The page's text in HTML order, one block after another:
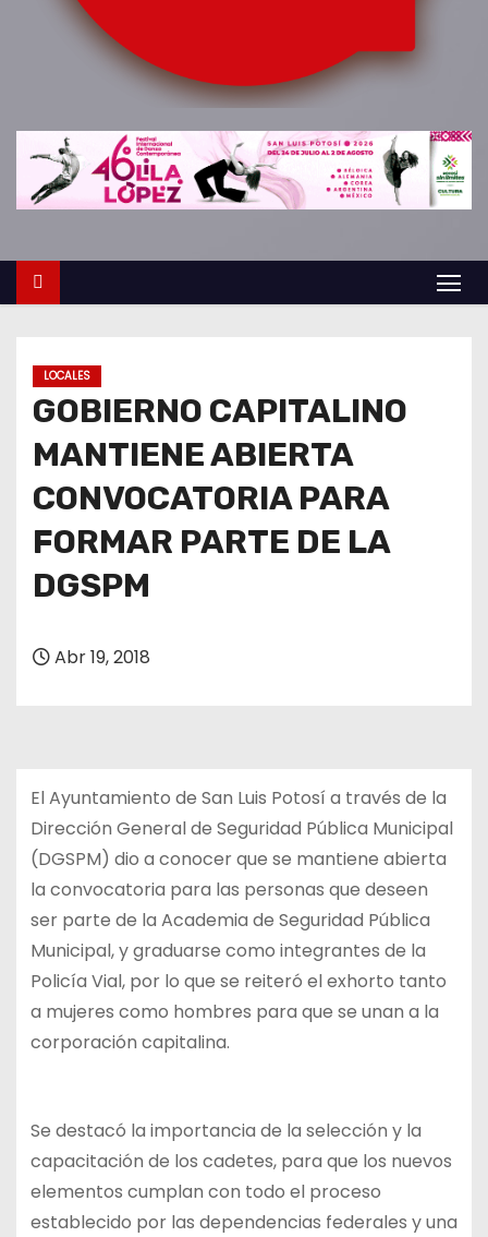
LOCALES
GOBIERNO CAPITALINO
MANTIENE ABIERTA
CONVOCATORIA PARA
FORMAR PARTE DE LA
DGSPM
Abr 19, 2018
El Ayuntamiento de San Luis Potosí a través de la
Dirección General de Seguridad Pública Municipal
(DGSPM) dio a conocer que se mantiene abierta
la convocatoria para las personas que deseen
ser parte de la Academia de Seguridad Pública
Municipal, y graduarse como integrantes de la
Policía Vial, por lo que se reiteró el exhorto tanto
a mujeres como hombres para que se unan a la
corporación capitalina.
Se destacó la importancia de la selección y la
capacitación de los cadetes, para que los nuevos
elementos cumplan con todo el proceso
establecido por las dependencias federales y una